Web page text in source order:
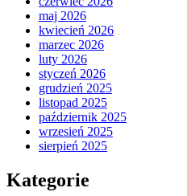
maj 2026
kwiecień 2026
marzec 2026
luty 2026
styczeń 2026
grudzień 2025
listopad 2025
październik 2025
wrzesień 2025
sierpień 2025
Kategorie